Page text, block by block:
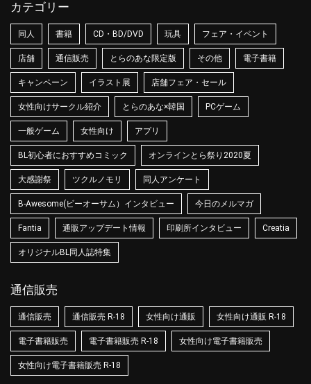
カテゴリー
同人 書籍 CD・BD/DVD 玩具 フェア・イベント
店舗 通信販売 とらのあな限定版 その他 電子書籍
キャンペーン イラスト展 店舗フェア・セール
女性向けサークル紹介 とらのあな×韓国 PCゲーム
一般ゲーム 女性向け アプリ
BL初心者におすすめコミック オンラインとら祭り2020夏
大感謝祭 ツクルノモリ 同人アンケート
B-Awesome(ビーオーサム）インタビュー 今日のメルマガ
Fantia 通販アップデート情報 印刷所インタビュー Creatia
オリジナルBL同人誌特集
通信販売
通信販売 通信販売 R-18 女性向け通販 女性向け通販 R-18
電子書籍販売 電子書籍販売 R-18 女性向け電子書籍販売
女性向け電子書籍販売 R-18